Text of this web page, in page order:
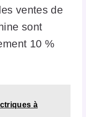
ventes de
sont
10 %
à